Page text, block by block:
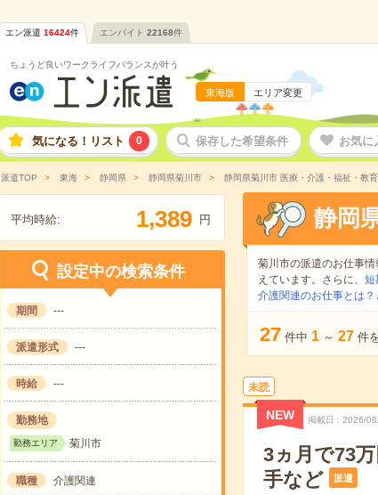
エン派遣 16424件 エンバイト 22168件
ちょうど良いワークライフバランスが叶う
東海版 エリア変更
気になる！リスト 0 保存した希望条件 お気に
派遣TOP 東海 静岡県 静岡県菊川市 静岡県菊川市 医療・介護・福祉・教
平均時給: 1,389 円
設定中の検索条件
期間 ---
派遣形式 ---
時給 ---
勤務地
勤務エリア 菊川市
職種 介護関連
静岡
菊川市の派遣のお仕事情
えています。さらに、 短
介護関連のお仕事とは？
27 件中 1 ～ 27 件
未読
NEW 掲載日 2026/
3ヵ月で73
手など
派遣